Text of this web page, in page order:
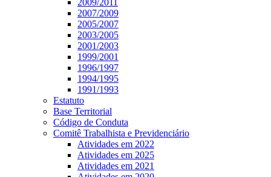
2009/2011
2007/2009
2005/2007
2003/2005
2001/2003
1999/2001
1996/1997
1994/1995
1991/1993
Estatuto
Base Territorial
Código de Conduta
Comitê Trabalhista e Previdenciário
Atividades em 2022
Atividades em 2025
Atividades em 2021